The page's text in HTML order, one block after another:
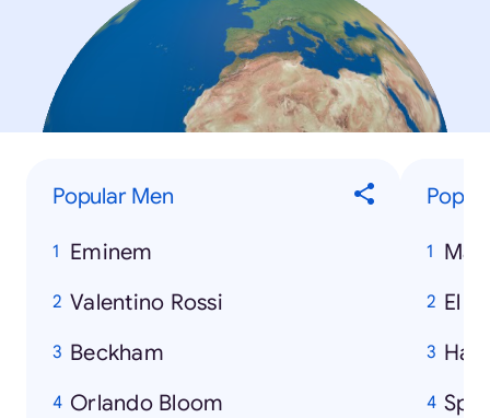
Popular Men
Eminem
Valentino Rossi
Beckham
Orlando Bloom
El